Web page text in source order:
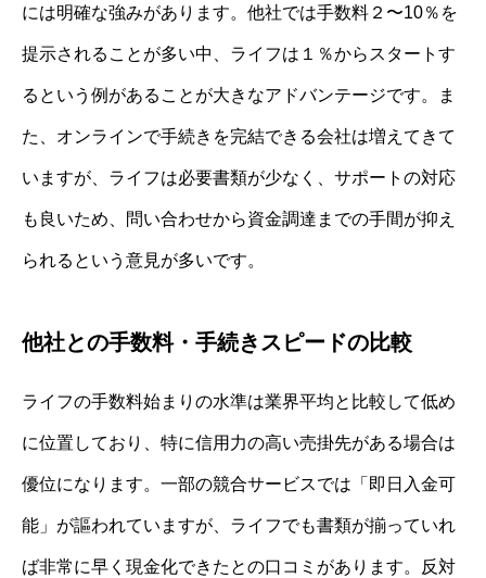
には明確な強みがあります。他社では手数料２〜10％を
提示されることが多い中、ライフは１％からスタートす
るという例があることが大きなアドバンテージです。ま
た、オンラインで手続きを完結できる会社は増えてきて
いますが、ライフは必要書類が少なく、サポートの対応
も良いため、問い合わせから資金調達までの手間が抑え
られるという意見が多いです。
他社との手数料・手続きスピードの比較
ライフの手数料始まりの水準は業界平均と比較して低め
に位置しており、特に信用力の高い売掛先がある場合は
優位になります。一部の競合サービスでは「即日入金可
能」が謳われていますが、ライフでも書類が揃っていれ
ば非常に早く現金化できたとの口コミがあります。反対